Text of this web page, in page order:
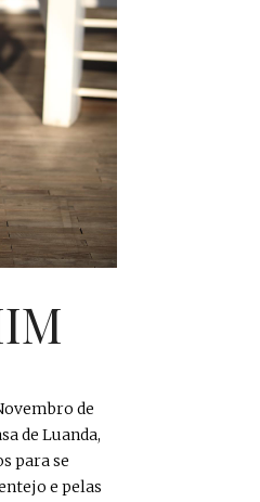
de
de Luanda,
para se
e pelas